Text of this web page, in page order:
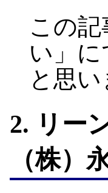
この
い」
と思い
2. リー
（株）